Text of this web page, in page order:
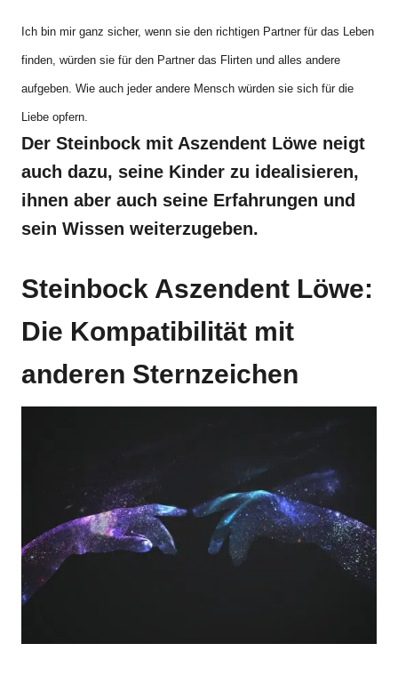
Ich bin mir ganz sicher, wenn sie den richtigen Partner für das Leben
finden, würden sie für den Partner das Flirten und alles andere
aufgeben. Wie auch jeder andere Mensch würden sie sich für die
Liebe opfern.
Der Steinbock mit Aszendent Löwe neigt
auch dazu, seine Kinder zu idealisieren,
ihnen aber auch seine Erfahrungen und
sein Wissen weiterzugeben.
Steinbock Aszendent Löwe:
Die Kompatibilität mit
anderen Sternzeichen